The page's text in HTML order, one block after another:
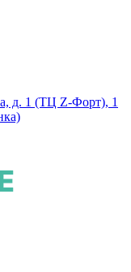
д. 1 (ТЦ Z-Форт), 1